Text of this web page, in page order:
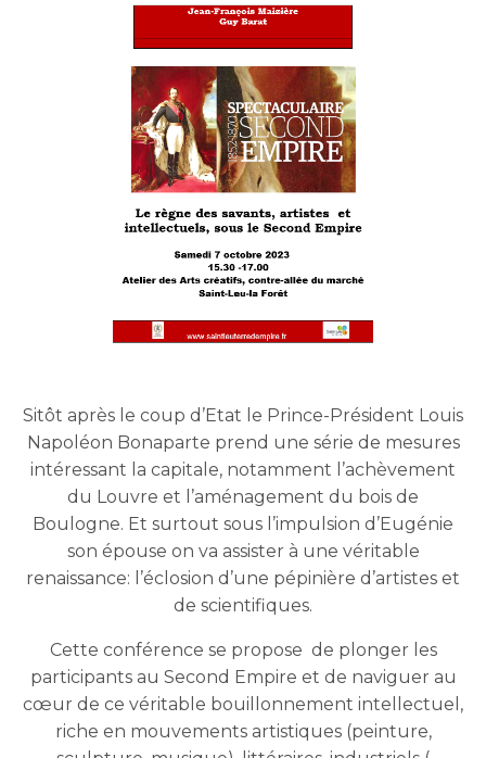
Sitôt après le coup d’Etat le Prince-Président Louis
Napoléon Bonaparte prend une série de mesures
intéressant la capitale, notamment l’achèvement
du Louvre et l’aménagement du bois de
Boulogne. Et surtout sous l’impulsion d’Eugénie
son épouse on va assister à une véritable
renaissance: l’éclosion d’une pépinière d’artistes et
de scientifiques.
Cette conférence se propose de plonger les
participants au Second Empire et de naviguer au
cœur de ce véritable bouillonnement intellectuel,
riche en mouvements artistiques (peinture,